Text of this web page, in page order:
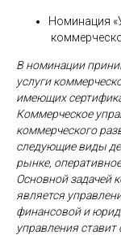
Номинация
В номинации
услуги
имеющих
Коммерческое
коммерческого
следующие виды
рынке,
Основной задачей
является
финансовой и
управления